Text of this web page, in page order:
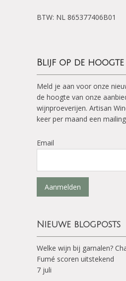
BTW: NL 865377406B01
Blijf op de hoogte
Meld je aan voor onze
de hoogte van onze
wijnproeverijen. Artisan
keer per maand een
Email
Aanmelden
Nieuwe blogposts
Welke wijn bij garnalen?
Fumé scoren uitstekend
7 juli